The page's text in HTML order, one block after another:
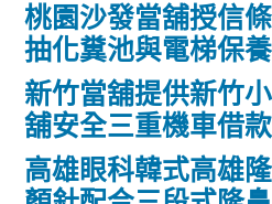
桃園沙發當舖授信
抽化糞池與電梯保養
新竹當舖提供新竹
舖安全三重機車借款
高雄眼科韓式高雄